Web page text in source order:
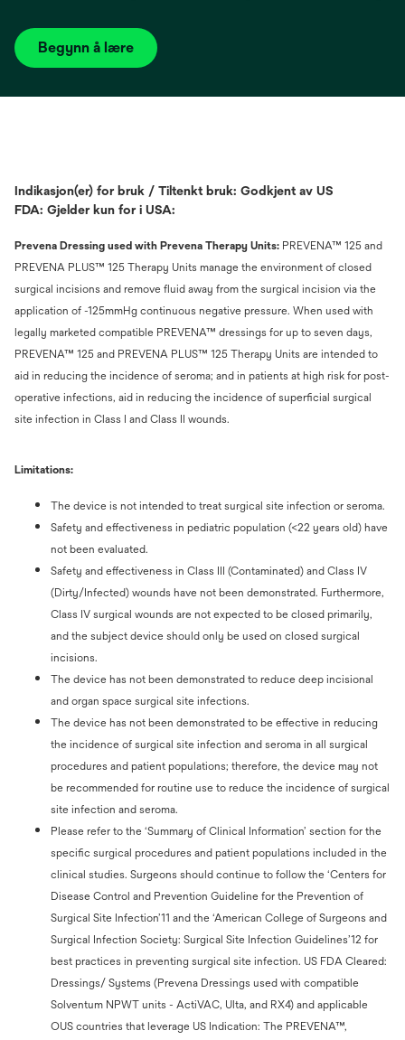
Begynn å lære
Indikasjon(er) for bruk / Tiltenkt bruk: Godkjent av US
FDA: Gjelder kun for i USA:
Prevena Dressing used with Prevena Therapy Units: PREVENA™ 125 and
PREVENA PLUS™ 125 Therapy Units manage the environment of closed
surgical incisions and remove fluid away from the surgical incision via the
application of -125mmHg continuous negative pressure. When used with
legally marketed compatible PREVENA™ dressings for up to seven days,
PREVENA™ 125 and PREVENA PLUS™ 125 Therapy Units are intended to
aid in reducing the incidence of seroma; and in patients at high risk for post-
operative infections, aid in reducing the incidence of superficial surgical
site infection in Class I and Class II wounds.
Limitations:
The device is not intended to treat surgical site infection or seroma.
Safety and effectiveness in pediatric population (<22 years old) have
not been evaluated.
Safety and effectiveness in Class III (Contaminated) and Class IV
(Dirty/Infected) wounds have not been demonstrated. Furthermore,
Class IV surgical wounds are not expected to be closed primarily,
and the subject device should only be used on closed surgical
incisions.
The device has not been demonstrated to reduce deep incisional
and organ space surgical site infections.
The device has not been demonstrated to be effective in reducing
the incidence of surgical site infection and seroma in all surgical
procedures and patient populations; therefore, the device may not
be recommended for routine use to reduce the incidence of surgical
site infection and seroma.
Please refer to the ‘Summary of Clinical Information’ section for the
specific surgical procedures and patient populations included in the
clinical studies. Surgeons should continue to follow the ‘Centers for
Disease Control and Prevention Guideline for the Prevention of
Surgical Site Infection’11 and the ‘American College of Surgeons and
Surgical Infection Society: Surgical Site Infection Guidelines’12 for
best practices in preventing surgical site infection. US FDA Cleared:
Dressings/ Systems (Prevena Dressings used with compatible
Solventum NPWT units - ActiVAC, Ulta, and RX4) and applicable
OUS countries that leverage US Indication: The PREVENA™,